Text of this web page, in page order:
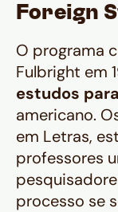
Foreign
O programa
Fulbright em
estudos
americano.
em Letras,
professores
processo se